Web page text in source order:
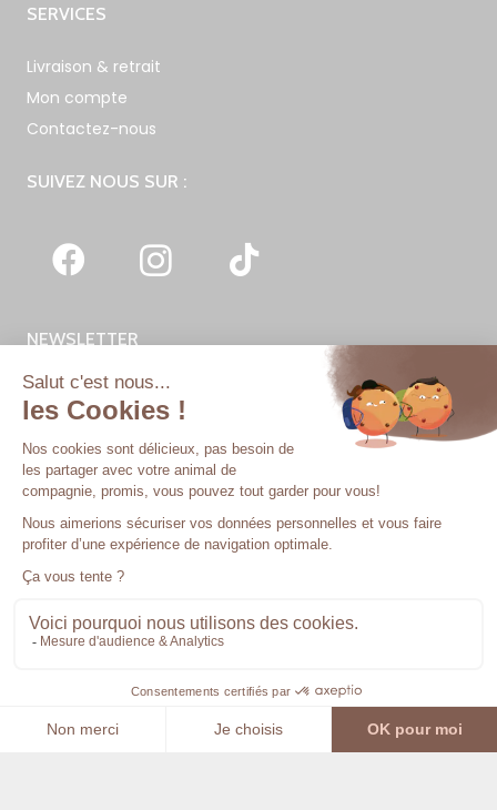
SERVICES
Livraison & retrait
Mon compte
Contactez-nous
SUIVEZ NOUS SUR :
NEWSLETTER
Prénom ou nom complet
Email
En continuant, vous acceptez la politique de
En indiquant votre adresse mail ci-dessus, vous consentez à recevoir
notre newsletter par voie électronique.